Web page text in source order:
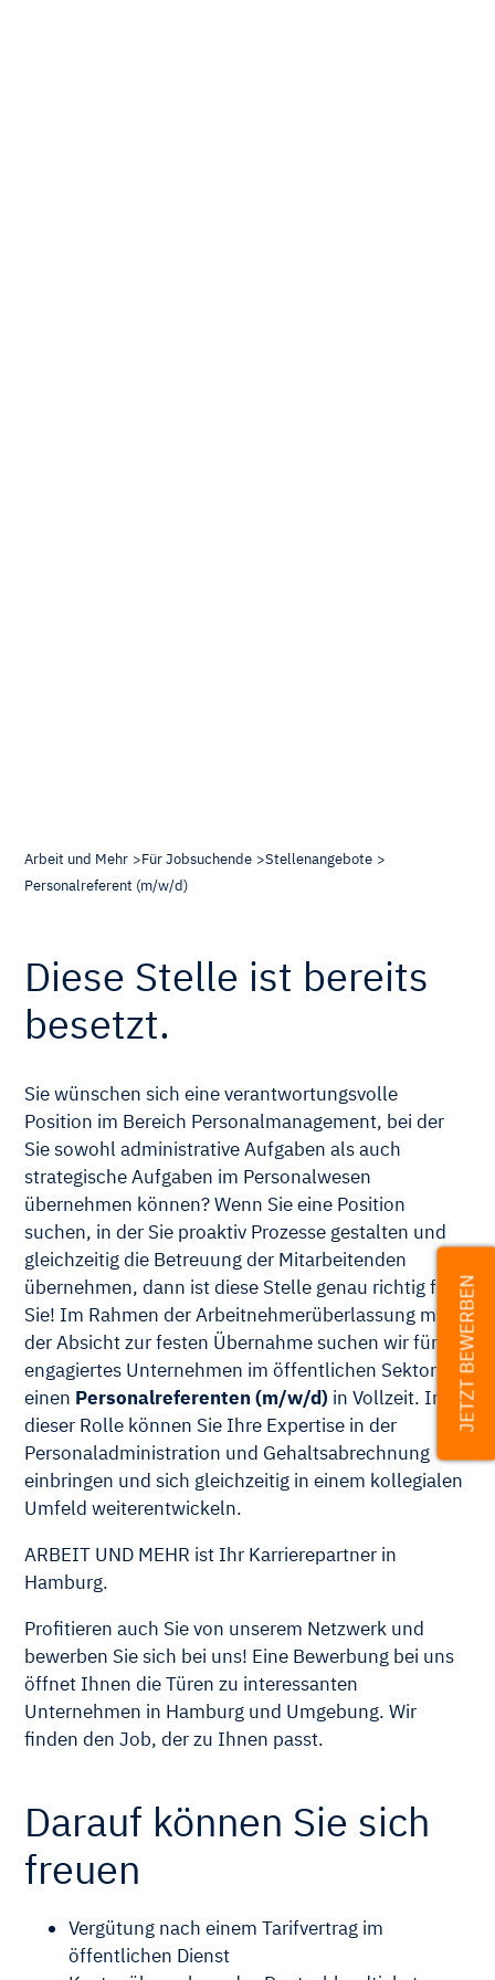
Arbeit und Mehr Für Jobsuchende
Stellenangebote
Personalreferent (m/w/d)
Diese Stelle ist bereits
besetzt.
Sie wünschen sich eine verantwortungsvolle
Position im Bereich Personalmanagement, bei der
Sie sowohl administrative Aufgaben als auch
strategische Aufgaben im Personalwesen
übernehmen können? Wenn Sie eine Position
suchen, in der Sie proaktiv Prozesse gestalten und
gleichzeitig die Betreuung der Mitarbeitenden
übernehmen, dann ist diese Stelle genau richtig für
Sie! Im Rahmen der Arbeitnehmerüberlassung mit
der Absicht zur festen Übernahme suchen wir für ein
engagiertes Unternehmen im öffentlichen Sektor
einen Personalreferenten (m/w/d) in Vollzeit. In
dieser Rolle können Sie Ihre Expertise in der
Personaladministration und Gehaltsabrechnung
einbringen und sich gleichzeitig in einem kollegialen
Umfeld weiterentwickeln.
ARBEIT UND MEHR ist Ihr Karrierepartner in
Hamburg.
Profitieren auch Sie von unserem Netzwerk und
bewerben Sie sich bei uns! Eine Bewerbung bei uns
öffnet Ihnen die Türen zu interessanten
Unternehmen in Hamburg und Umgebung. Wir
finden den Job, der zu Ihnen passt.
Darauf können Sie sich
freuen
Vergütung nach einem Tarifvertrag im
öffentlichen Dienst
JETZT BEWERBEN